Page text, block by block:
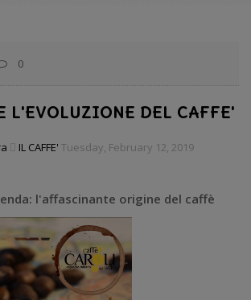
0
L'EVOLUZIONE DEL CAFFE'
IL CAFFE' Tuesday, February 12, 2019
l'affascinante origine del caffè